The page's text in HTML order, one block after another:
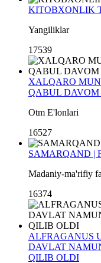
KITOBXONLIK
Yangiliklar
17539
XALQARO
QABUL DAVOM
Otm E'lonlari
16527
SAMARQAND |
Madaniy-ma'rifiy
16374
ALFRAGANUS
DAVLAT
QILIB OLDI